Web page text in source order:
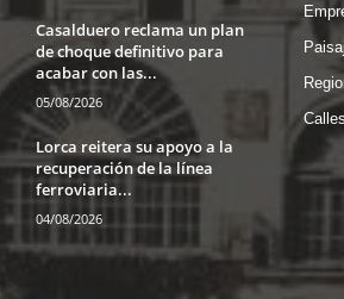
Casalduero reclama un plan
de choque definitivo para
acabar con las...
05/08/2026
Lorca reitera su apoyo a la
recuperación de la línea
ferroviaria...
04/08/2026